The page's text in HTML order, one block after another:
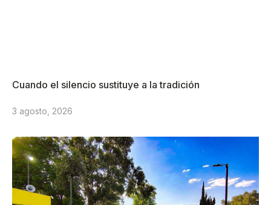
Cuando el silencio sustituye a la tradición
3 agosto, 2026